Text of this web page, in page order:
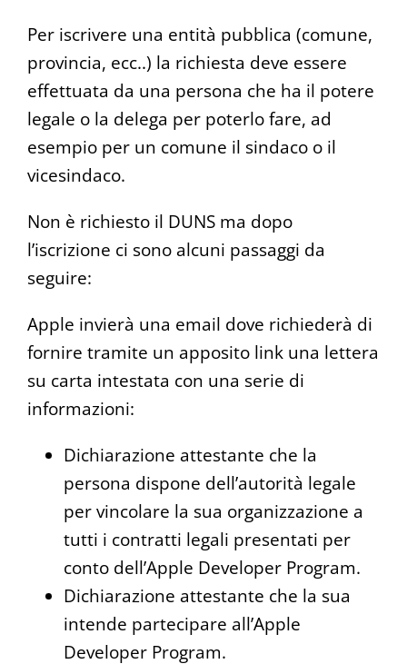
Per iscrivere una entità pubblica (comune,
provincia, ecc..) la richiesta deve essere
effettuata da una persona che ha il potere
legale o la delega per poterlo fare, ad
esempio per un comune il sindaco o il
vicesindaco.
Non è richiesto il DUNS ma dopo
l’iscrizione ci sono alcuni passaggi da
seguire:
Apple invierà una email dove richiederà di
fornire tramite un apposito link una lettera
su carta intestata con una serie di
informazioni:
Dichiarazione attestante che la
persona dispone dell’autorità legale
per vincolare la sua organizzazione a
tutti i contratti legali presentati per
conto dell’Apple Developer Program.
Dichiarazione attestante che la sua
intende partecipare all’Apple
Developer Program.